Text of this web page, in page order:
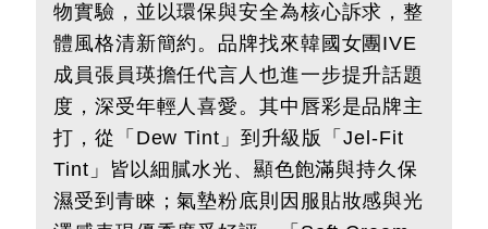
物實驗，並以環保與安全為核心訴求，整
體風格清新簡約。品牌找來韓國女團IVE
成員張員瑛擔任代言人也進一步提升話題
度，深受年輕人喜愛。其中唇彩是品牌主
打，從「Dew Tint」到升級版「Jel-Fit
Tint」皆以細膩水光、顯色飽滿與持久保
濕受到青睞；氣墊粉底則因服貼妝感與光